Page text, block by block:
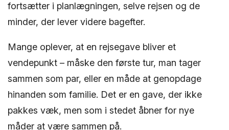
fortsætter i planlægningen, selve rejsen og de
minder, der lever videre bagefter.
Mange oplever, at en rejsegave bliver et
vendepunkt – måske den første tur, man tager
sammen som par, eller en måde at genopdage
hinanden som familie. Det er en gave, der ikke
pakkes væk, men som i stedet åbner for nye
måder at være sammen på.